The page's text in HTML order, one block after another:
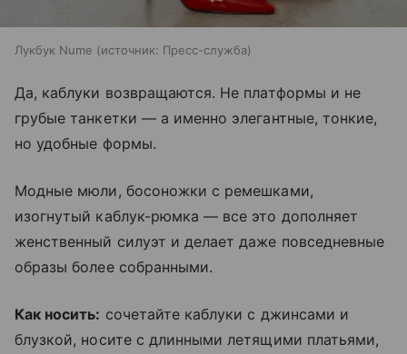
Лукбук Nume источник: Пресс-служба
Да, каблуки возвращаются. Не платформы и не
грубые танкетки — а именно элегантные, тонкие,
но удобные формы.
Модные мюли, босоножки с ремешками,
изогнутый каблук-рюмка — все это дополняет
женственный силуэт и делает даже повседневные
образы более собранными.
Как носить: сочетайте каблуки с джинсами и
блузкой, носите с длинными летящими платьями,